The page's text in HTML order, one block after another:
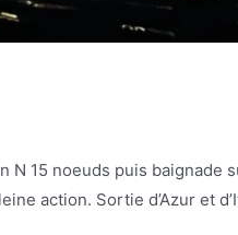
N 15 noeuds puis baignade
action. Sortie d’Azur et